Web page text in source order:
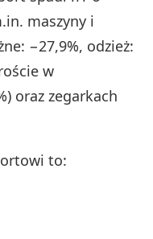
maszyny i
−27,9%, odzież:
w
oraz zegarkach
to: